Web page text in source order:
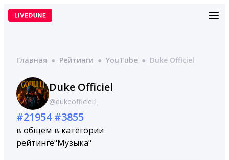
Перейти
Главная ● Рейтинги ● YouTube ● Duke Officiel
Duke Officiel
@dukeofficiel1
#21954
в общем
рейтинге
#3855
в категории
"Музыка"